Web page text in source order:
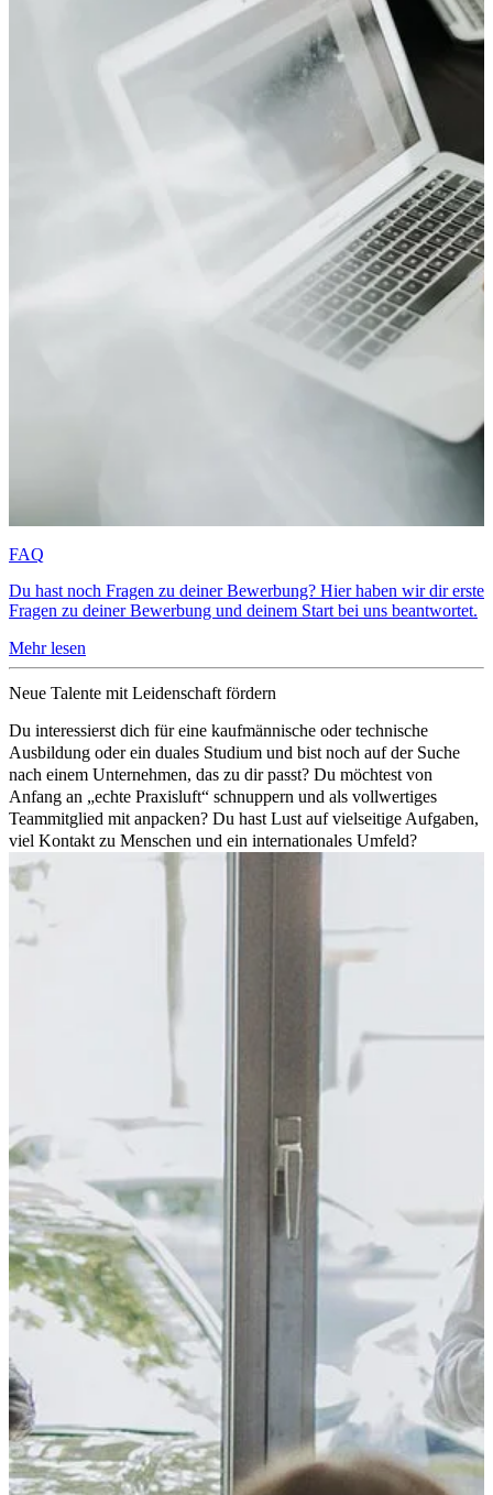
FAQ
Du hast noch Fragen zu deiner Bewerbung? Hier haben wir dir erste
Fragen zu deiner Bewerbung und deinem Start bei uns beantwortet.
Mehr lesen
Neue Talente mit Leidenschaft fördern
Du interessierst dich für eine kaufmännische oder technische
Ausbildung oder ein duales Studium und bist noch auf der Suche
nach einem Unternehmen, das zu dir passt? Du möchtest von
Anfang an „echte Praxisluft“ schnuppern und als vollwertiges
Teammitglied mit anpacken? Du hast Lust auf vielseitige Aufgaben,
viel Kontakt zu Menschen und ein internationales Umfeld?